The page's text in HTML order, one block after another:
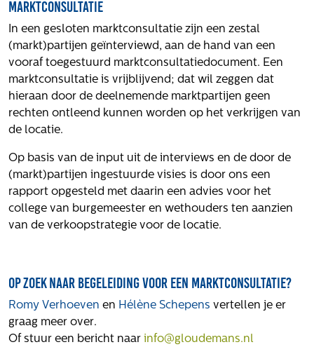
Integrale aanpak gebiedsvisie
Marktconsultatie
In een gesloten marktconsultatie zijn een zestal
(markt)partijen geïnterviewd, aan de hand van een
vooraf toegestuurd marktconsultatiedocument. Een
marktconsultatie is vrijblijvend; dat wil zeggen dat
hieraan door de deelnemende marktpartijen geen
rechten ontleend kunnen worden op het verkrijgen van
de locatie.
Op basis van de input uit de interviews en de door de
(markt)partijen ingestuurde visies is door ons een
rapport opgesteld met daarin een advies voor het
college van burgemeester en wethouders ten aanzien
van de verkoopstrategie voor de locatie.
Op zoek naar begeleiding voor een marktconsultatie?
Romy Verhoeven en Hélène Schepens vertellen je er
graag meer over.
Of stuur een bericht naar info@gloudemans.nl